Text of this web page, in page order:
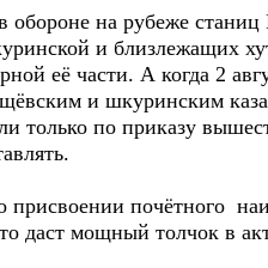
обороне на рубеже станиц
и близлежащих
её части. А когда 2
и шкуринским
только по приказу
присвоении почётного
даст мощный толчок в